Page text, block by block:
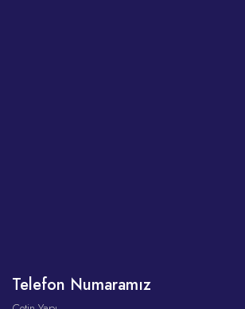
Telefon Numaramız